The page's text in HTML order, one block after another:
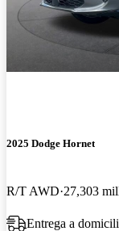
2025 Dodge Hornet
R/T AWD 27,303
Entrega a